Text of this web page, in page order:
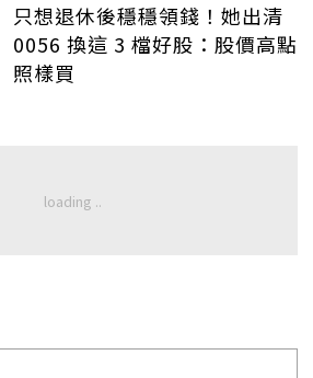
只想退休後穩穩領錢！她出清
0056 換這 3 檔好股：股價高點
照樣買